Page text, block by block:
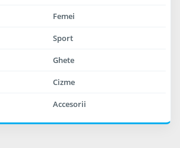
Femei
Sport
Ghete
Cizme
Accesorii